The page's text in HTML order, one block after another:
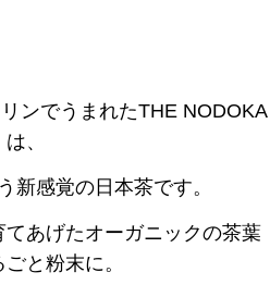
ンでうまれたTHE NODOKA
は、
新感覚の日本茶です。
あげたオーガニックの茶葉
と粉末に。